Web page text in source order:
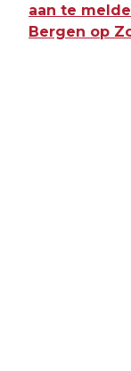
aan te
Bergen op